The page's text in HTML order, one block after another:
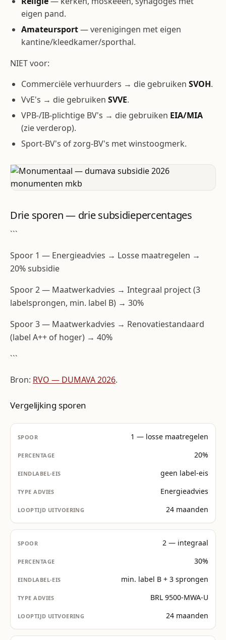
eigen pand.
Amateursport— verenigingen met eigen
kantine/kleedkamer/sporthal.
NIET voor:
Commerciële verhuurders → die gebruiken SVOH.
VvE's → die gebruiken SVVE.
VPB-/IB-plichtige BV's → die gebruiken EIA/MIA
(zie verderop).
Sport-BV's of zorg-BV's met winstoogmerk.
Drie sporen — drie subsidie­percentages
```
Spoor 1 — Energie­advies → Losse maatregelen →
20% subsidie
Spoor 2 — Maatwerkadvies → Integraal project (3
labelsprongen, min. label B) → 30%
Spoor 3 — Maatwerkadvies → Renovatie­standaard
(label A++ of hoger) → 40%
```
Bron: RVO — DUMAVA 2026.
Vergelijking sporen
1 — losse maatregelen
20%
geen label-eis
Energie­advies
24 maanden
2 — integraal
30%
min. label B + 3 sprongen
BRL 9500-MWA-U
24 maanden